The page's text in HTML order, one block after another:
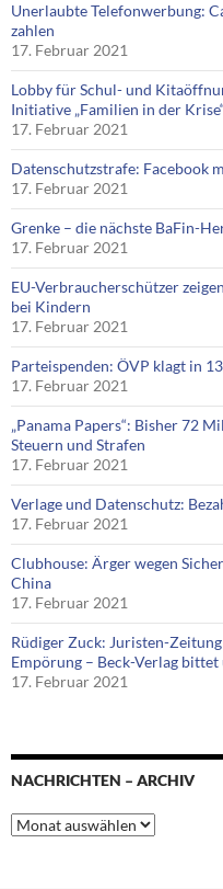
Unerlaubte Telefonwerbung:
zahlen
17. Februar 2021
Lobby für Schul- und
Initiative „Familien in der
17. Februar 2021
Datenschutzstrafe: Facebook
17. Februar 2021
Grenke – die nächste BaFin-
17. Februar 2021
EU-Verbraucherschützer
bei Kindern
17. Februar 2021
Parteispenden: ÖVP klagt in
17. Februar 2021
„Panama Papers“: Bisher 72
Steuern und Strafen
17. Februar 2021
Verlage und Datenschutz:
17. Februar 2021
Clubhouse: Ärger wegen
China
17. Februar 2021
Rüdiger Zuck: Juristen-
Empörung – Beck-Verlag
17. Februar 2021
NACHRICHTEN – ARCHIV
Nachrichten
–